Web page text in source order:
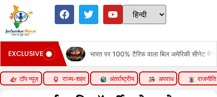
EXCLUSIVE भारत पर 100% टैरिफ वाला बिल अमेरिकी सीनेट में पास:रूसी तेल
टॉप न्यूज़ राज्य-शहर अंतर्राष्ट्रीय अपराध राजनीति